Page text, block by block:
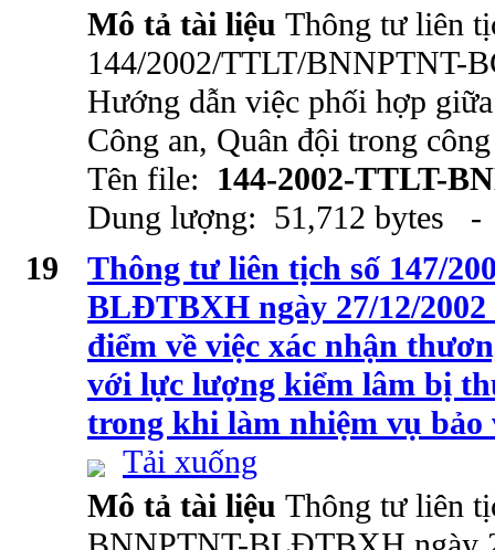
Mô tả tài liệu Thông tư liên
144/2002/TTLT/BNNPTNT-
Hướng dẫn việc phối hợp
Công an, Quân đội trong
Tên file: 144-2002-TTLT-
Dung lượng: 51,712 bytes
19
Thông tư liên tịch số 147/
BLĐTBXH ngày 27/12/
điểm về việc xác nhận
với lực lượng kiểm lâm bị
trong khi làm nhiệm vụ bảo
Tải xuống
Mô tả tài liệu Thông tư liên